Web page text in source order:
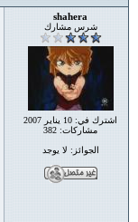
shahera
شرس مشارك
اشترك في: 10 يناير 2007
مشاركات: 382
الجوائز: لا يوجد